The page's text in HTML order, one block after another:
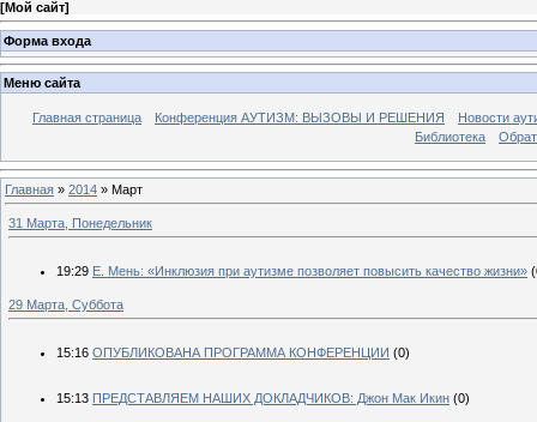
[Мой сайт]
Форма входа
Меню сайта
Главная страница Конференция АУТИЗМ: ВЫЗОВЫ И РЕШЕНИЯ
Новости
Библиотека
Главная » 2014 » Март
31 Марта, Понедельник
19:29 Е. Мень: «Инклюзия при аутизме позволяет повысить качество жизни»
29 Марта, Суббота
15:16 ОПУБЛИКОВАНА ПРОГРАММА КОНФЕРЕНЦИИ (0)
15:13 ПРЕДСТАВЛЯЕМ НАШИХ ДОКЛАДЧИКОВ: Джон Мак Икин (0)